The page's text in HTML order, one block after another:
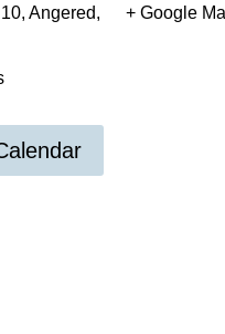
Angered,
+ Google